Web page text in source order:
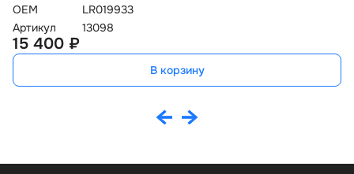
OEM
LR019933
Артикул
13098
15 400 ₽
В корзину